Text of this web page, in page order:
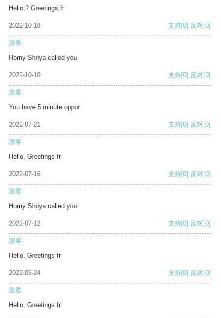
Hello,? Greetings fr
2022-10-18 支持[0] 反对[0]
游客
Horny Shriya called you
2022-10-10 支持[0] 反对[0]
游客
You have 5 minute oppor
2022-07-21 支持[0] 反对[0]
游客
Hello, Greetings fr
2022-07-16 支持[0] 反对[0]
游客
Horny Shriya called you
2022-07-12 支持[0] 反对[0]
游客
Hello, Greetings fr
2022-05-24 支持[0] 反对[0]
游客
Hello, Greetings fr